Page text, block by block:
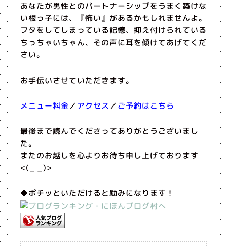
あなたが男性とのパートナーシップをうまく築けな
い根っ子には、『怖い』があるかもしれませんよ。
フタをしてしまっている記憶、抑え付けられている
ちっちゃいちゃん、その声に耳を傾けてあげてくだ
さい。
お手伝いさせていただきます。
メニュー料金／ アクセス ／ご予約はこちら
最後まで読んでくださってありがとうございまし
た。
またのお越しを心よりお待ち申し上げております
<(_ _)>
◆ポチッといただけると励みになります！